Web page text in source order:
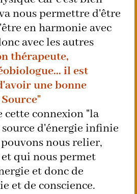
nous permettre d'être
en harmonie avec
avec les autres
thérapeute,
il est
une bonne
cette connexion "la
source d'énergie infinie
nous relier,
qui nous permet
et donc de
et de conscience.